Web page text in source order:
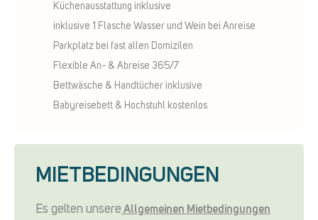
Küchenausstattung inklusive
inklusive 1 Flasche Wasser und Wein bei Anreise
Parkplatz bei fast allen Domizilen
Flexible An- & Abreise 365/7
Bettwäsche & Handtücher inklusive
Babyreisebett & Hochstuhl kostenlos
MIETBEDINGUNGEN
Es gelten unsere Allgemeinen Mietbedingungen